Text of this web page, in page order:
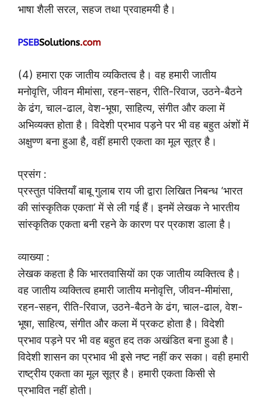
भाषा शैली सरल, सहज तथा प्रवाहमयी है।
(4) हमारा एक जातीय व्यकितत्व है। वह हमारी जातीय
मनोवृत्ति, जीवन मीमांसा, रहन-सहन, रीति-रिवाज, उठने-बैठने
के ढंग, चाल-ढाल, वेश-भूषा, साहित्य, संगीत और कला में
अभिव्यक्त होता है। विदेशी प्रभाव पड़ने पर भी वह बहुत अंशों में
अक्षुण्ण बना हुआ है, वहीं हमारी एकता का मूल सूत्र है।
प्रसंग :
प्रस्तुत पंक्तियाँ बाबू गुलाब राय जी द्वारा लिखित निबन्ध ‘भारत
की सांस्कृतिक एकता’ में से ली गई हैं। इनमें लेखक ने भारतीय
सांस्कृतिक एकता बनी रहने के कारण पर प्रकाश डाला है।
व्याख्या :
लेखक कहता है कि भारतवासियों का एक जातीय व्यक्तित्व है।
वह जातीय व्यक्तित्व हमारी जातीय मनोवृत्ति, जीवन-मीमांसा,
रहन-सहन, रीति-रिवाज, उठने-बैठने के ढंग, चाल-ढाल, वेश-
भूषा, साहित्य, संगीत और कला में प्रकट होता है। विदेशी
प्रभाव पड़ने पर भी वह बहुत हद तक अखंडित बना हुआ है।
विदेशी शासन का प्रभाव भी इसे नष्ट नहीं कर सका। वही हमारी
राष्ट्रीय एकता का मूल सूत्र है। हमारी एकता किसी से
प्रभावित नहीं होती।